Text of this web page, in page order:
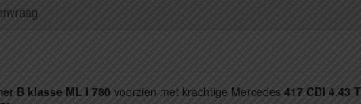
B klasse ML I 780 voorzien met krachtige Mercedes 417 CDI 4.43 T